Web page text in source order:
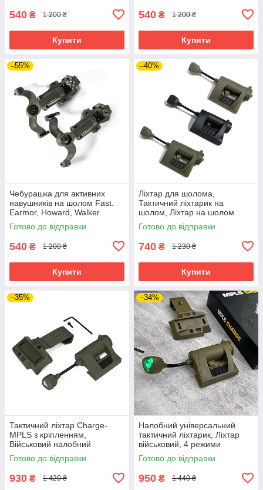
540 ₴ 1 200 ₴
Купити
540 ₴ 1 200 ₴
Купити
–55%
Чебурашка для активних
навушників на шолом Fast.
Earmor, Howard, Walker
(Олива)
Готово до відправки
540 ₴ 1 200 ₴
Купити
–40%
Ліхтар для шолома,
Тактичний ліхтарик на
шолом, Ліхтар на шолом
каску MPLS Charge Чорний/
Койот/Олива
Готово до відправки
740 ₴ 1 230 ₴
Купити
–35%
Тактичний ліхтар Charge-
MPLS з кріпленням,
Військовий налобний
ліхтарик, Ліхтар FAST/MICH
Готово до відправки
930 ₴ 1 420 ₴
–34%
Налобний універсальний
тактичний ліхтарик, Ліхтар
військовий, 4 режими
освітлення
Готово до відправки
950 ₴ 1 440 ₴